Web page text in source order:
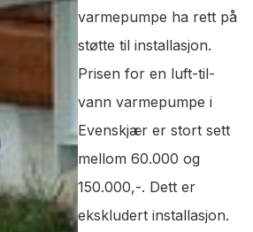
varmepumpe ha rett på
støtte til installasjon.
Prisen for en luft-til-
vann varmepumpe i
Evenskjær er stort sett
mellom 60.000 og
150.000,-. Dett er
ekskludert installasjon.